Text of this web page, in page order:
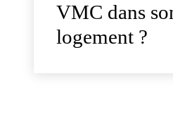
VMC dans
logement ?